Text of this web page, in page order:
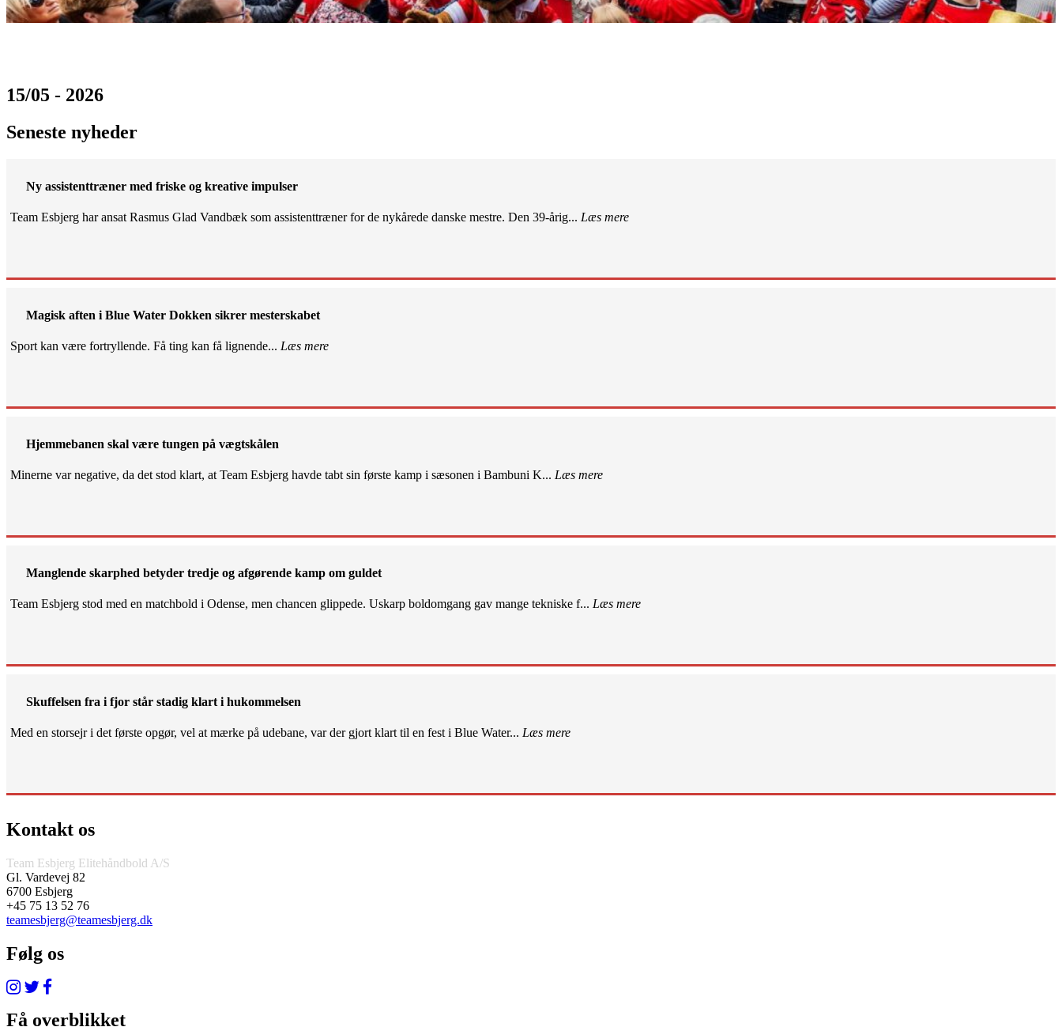
15/05 - 2026
Seneste nyheder
Ny assistenttræner med friske og kreative impulser
Team Esbjerg har ansat Rasmus Glad Vandbæk som assistenttræner for de nykårede danske mestre. Den 39-årig... Læs mere
Magisk aften i Blue Water Dokken sikrer mesterskabet
Sport kan være fortryllende. Få ting kan få lignende... Læs mere
Hjemmebanen skal være tungen på vægtskålen
Minerne var negative, da det stod klart, at Team Esbjerg havde tabt sin første kamp i sæsonen i Bambuni K... Læs mere
Manglende skarphed betyder tredje og afgørende kamp om guldet
Team Esbjerg stod med en matchbold i Odense, men chancen glippede. Uskarp boldomgang gav mange tekniske f... Læs mere
Skuffelsen fra i fjor står stadig klart i hukommelsen
Med en storsejr i det første opgør, vel at mærke på udebane, var der gjort klart til en fest i Blue Water... Læs mere
Kontakt os
Team Esbjerg Elitehåndbold A/S
Gl. Vardevej 82
6700 Esbjerg
+45 75 13 52 76
teamesbjerg@teamesbjerg.dk
Følg os
Få overblikket